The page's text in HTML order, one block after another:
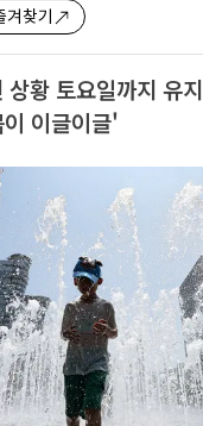
겨찾기
상황 토요일까지 유지
이글이글'